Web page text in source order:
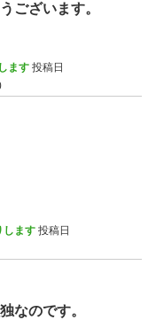
ございます。
ます 投稿日
します 投稿日
なのです。